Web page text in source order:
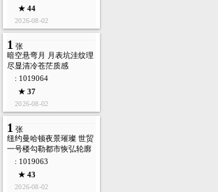
★ 44
2026-08-02
1 张
暗空悬弯月 月表坑洼纹理
尽显清冷苍茫质感
: 1019064
★ 37
2026-08-02
1 张
纽约曼哈顿夜景璀璨 世贸
一号楼勾勒都市恢弘轮廓
: 1019063
★ 43
2026-08-02